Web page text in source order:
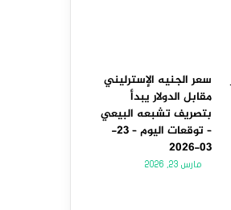
سعر الجنيه الإسترليني
مقابل الدولار يبدأ
بتصريف تشبعه البيعي
– توقعات اليوم – 23-
03-2026
مارس 23, 2026